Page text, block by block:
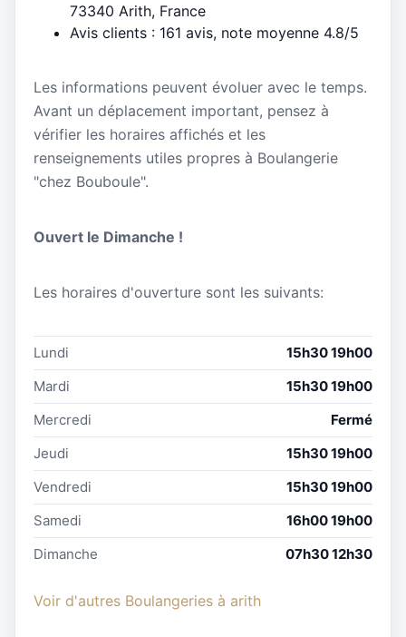
73340 Arith, France
Avis clients : 161 avis, note moyenne 4.8/5
Les informations peuvent évoluer avec le temps.
Avant un déplacement important, pensez à
vérifier les horaires affichés et les
renseignements utiles propres à Boulangerie
"chez Bouboule".
Ouvert le Dimanche !
Les horaires d'ouverture sont les suivants:
Lundi
15h30 19h00
Mardi
15h30 19h00
Mercredi
Fermé
Jeudi
15h30 19h00
Vendredi
15h30 19h00
Samedi
16h00 19h00
Dimanche
07h30 12h30
Voir d'autres Boulangeries à arith